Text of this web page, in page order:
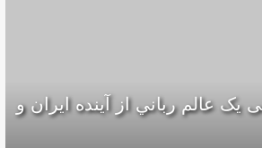
یک عالم رباني از آینده ایران و